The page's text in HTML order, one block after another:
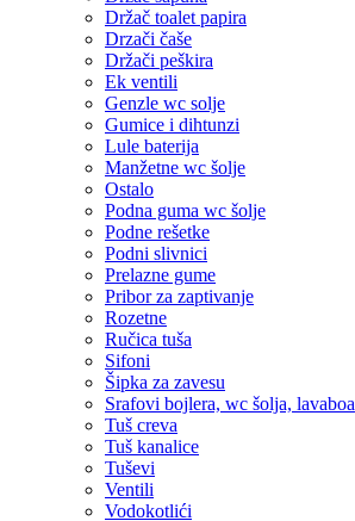
Držač toalet papira
Drzači čaše
Držači peškira
Ek ventili
Genzle wc solje
Gumice i dihtunzi
Lule baterija
Manžetne wc šolje
Ostalo
Podna guma wc šolje
Podne rešetke
Podni slivnici
Prelazne gume
Pribor za zaptivanje
Rozetne
Ručica tuša
Sifoni
Šipka za zavesu
Srafovi bojlera, wc šolja, lavaboa
Tuš creva
Tuš kanalice
Tuševi
Ventili
Vodokotlići